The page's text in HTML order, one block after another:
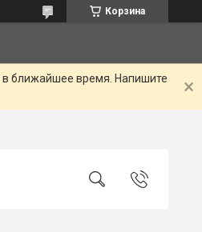
Корзина
в ближайшее время. Напишите